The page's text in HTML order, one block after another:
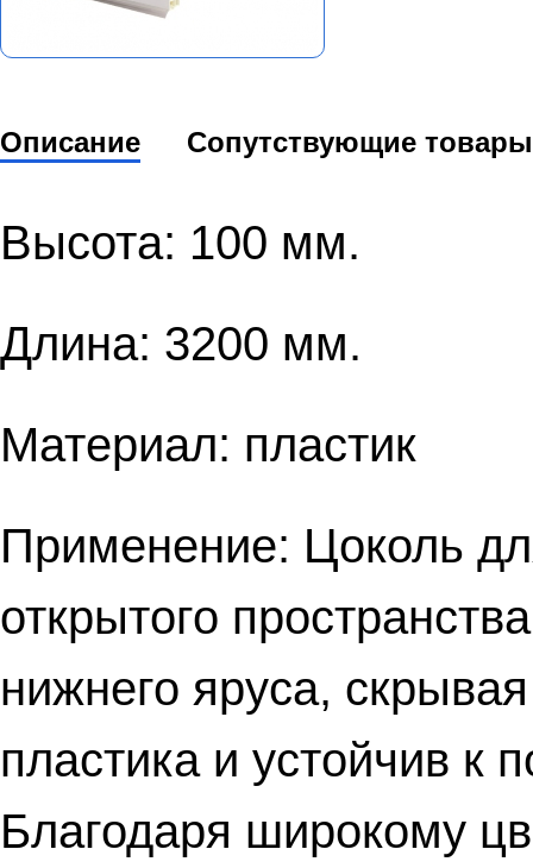
Описание Сопутствующие товары
Высота: 100 мм.
Длина: 3200 мм.
Материал: пластик
Применение: Цоколь
открытого
нижнего яруса,
пластика и устойчив к
Благодаря широкому